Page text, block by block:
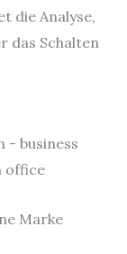
die Analyse,
das Schalten
Marke